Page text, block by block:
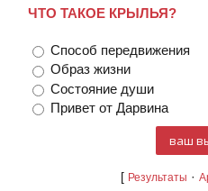
ЧТО ТАКОЕ КРЫЛЬЯ?
Способ передвижения
Образ жизни
Состояние души
Привет от Дарвина
[ Результаты ·